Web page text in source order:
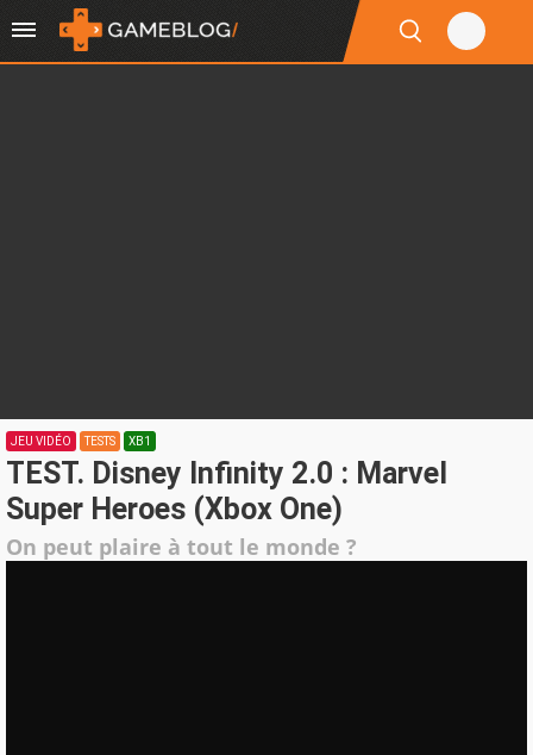
JEU VIDÉO TESTS XB1
TEST. Disney Infinity 2.0 : Marvel
Super Heroes (Xbox One)
On peut plaire à tout le monde ?